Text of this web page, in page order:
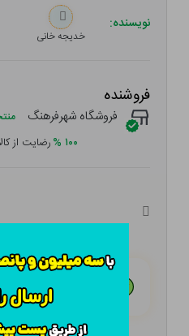
نویسنده:
خدیجه خانی
فروشنده
فروشگاه شهرفرهنگ
۱۰۰ %رضایت از
هـر قسط با